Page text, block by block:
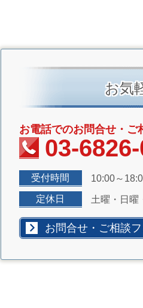
お気
お電話でのお問合せ・ご
03-
受付時間 10:00～
定休日 土曜・日曜
お問合せ・ご相談